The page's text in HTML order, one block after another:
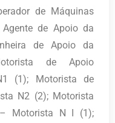
de Máquinas
de Apoio da
de Apoio da
de Apoio
(1); Motorista de
N2 (2); Motorista
Motorista N I (1);